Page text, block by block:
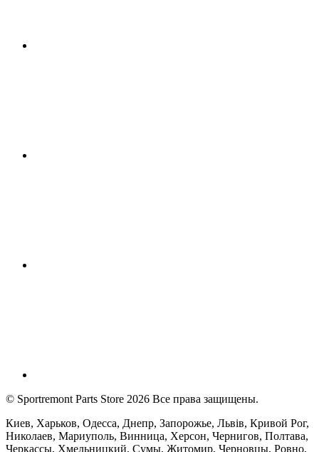
© Sportremont Parts Store 2026 Все права защищены.
Киев, Харьков, Одесса, Днепр, Запорожье, Львів, Кривой Рог,
Николаев, Мариуполь, Винница, Херсон, Чернигов, Полтава,
Черкассы, Хмельницкий, Сумы, Житомир, Черновцы, Ровно,